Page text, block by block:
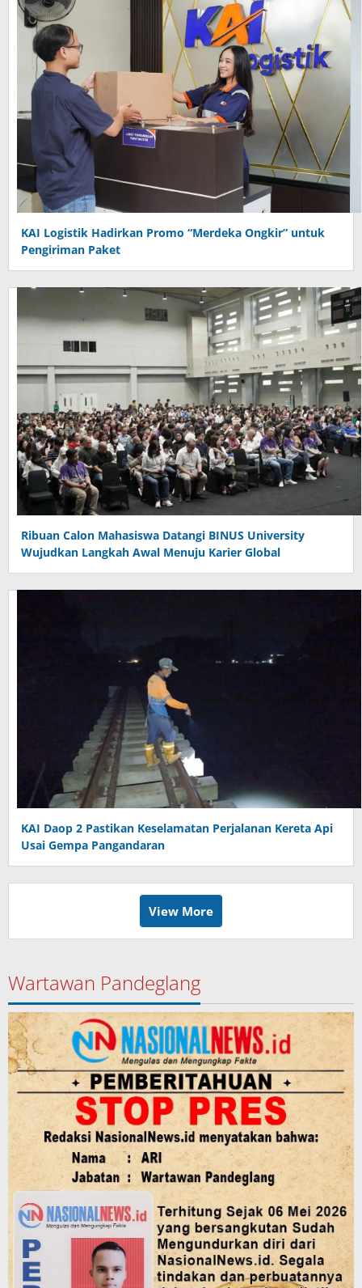
KAI Logistik Hadirkan Promo “Merdeka Ongkir” untuk
Pengiriman Paket
Ribuan Calon Mahasiswa Datangi BINUS University
Wujudkan Langkah Awal Menuju Karier Global
KAI Daop 2 Pastikan Keselamatan Perjalanan Kereta Api
Usai Gempa Pangandaran
View More
Wartawan Pandeglang